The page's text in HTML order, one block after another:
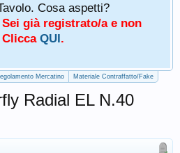
Cosa aspetti?
Sei già registrato/a e non
QUI.
Mercatino Materiale Contraffatto/Fake
Radial EL N.40